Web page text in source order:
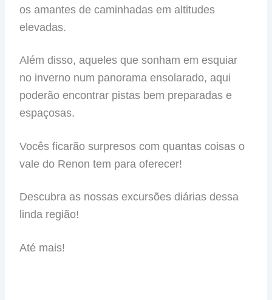
os amantes de caminhadas em altitudes
elevadas.
Além disso, aqueles que sonham em esquiar
no inverno num panorama ensolarado, aqui
poderão encontrar pistas bem preparadas e
espaçosas.
Vocês ficarão surpresos com quantas coisas o
vale do Renon tem para oferecer!
Descubra as nossas excursões diárias dessa
linda região!
Até mais!